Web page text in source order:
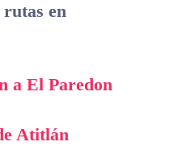
en
a El Paredon
Atitlán